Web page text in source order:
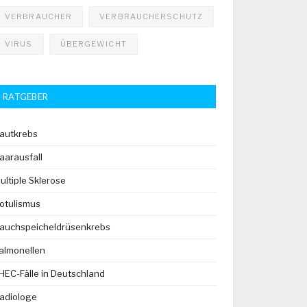
VERBRAUCHER VERBRAUCHERSCHUTZ
VIRUS ÜBERGEWICHT
RATGEBER
Sklerose
Fälle in Deutschland